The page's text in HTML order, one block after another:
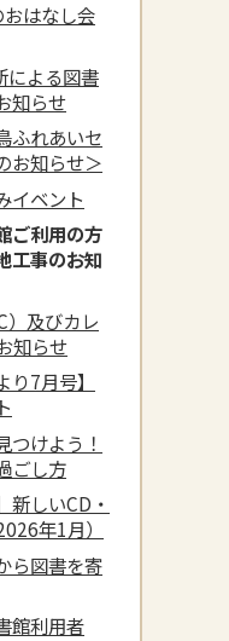
おはなし会
による図書
知らせ
ふれあいセ
お知らせ＞
イベント
ご利用の方
工事のお知
）及びカレ
知らせ
り7月号】
つけよう！
ごし方
新しいCD・
年1月）
ら図書を寄
館利用者